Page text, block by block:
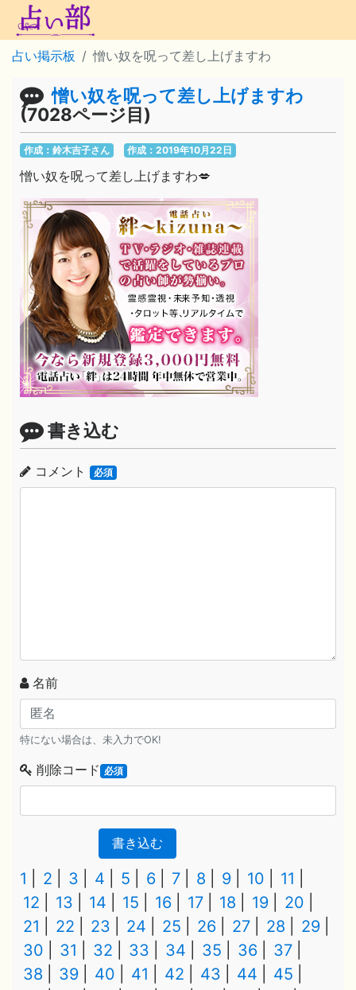
占い掲示板 憎い奴を呪って差し上げますわ
憎い奴を呪って差し上げますわ
(7028ページ目)
作成：鈴木吉子さん 作成：2019年10月22日
憎い奴を呪って差し上げますわ💋
書き込む
コメント 必須
名前
特にない場合は、未入力でOK!
削除コード 必須
書き込む
1 2 3 4 5 6 7 8 9 10
11
12
13 14 15 16 17 18 19
20
21
22 23 24 25 26 27 28
29
30
31 32 33 34 35 36
37
38
39 40 41 42 43 44
45